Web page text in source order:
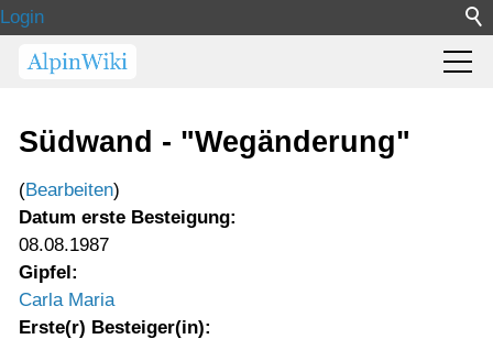
Login
Südwand - "Wegänderung"
(Bearbeiten)
Datum erste Besteigung:
08.08.1987
Gipfel:
Carla Maria
Erste(r) Besteiger(in):